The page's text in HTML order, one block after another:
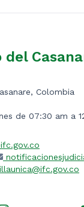
Colombia
de 07:30 am a